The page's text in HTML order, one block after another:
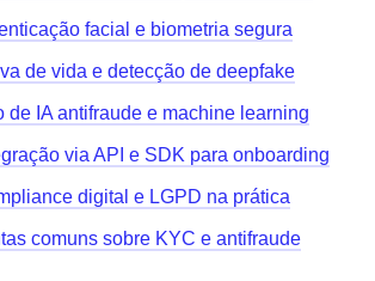
facial e biometria segura
de vida e detecção de deepfake
de IA antifraude e machine learning
via API e SDK para onboarding
digital e LGPD na prática
comuns sobre KYC e antifraude